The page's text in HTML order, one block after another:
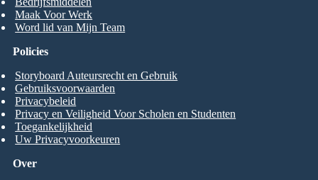
Maak Voor Werk
Word lid van Mijn Team
Over
Policies
Storyboard Auteursrecht en Gebruik
Gebruiksvoorwaarden
Privacybeleid
Privacy en Veiligheid Voor Scholen en Studenten
Toegankelijkheid
Uw Privacyvoorkeuren